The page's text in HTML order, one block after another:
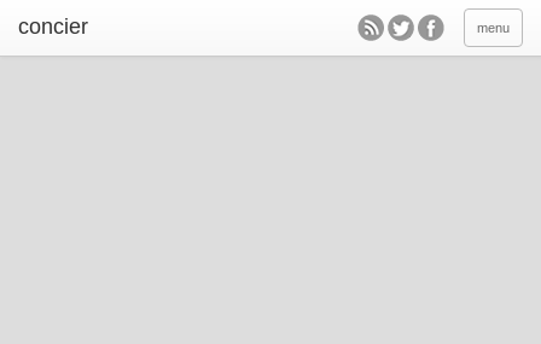
concier menu